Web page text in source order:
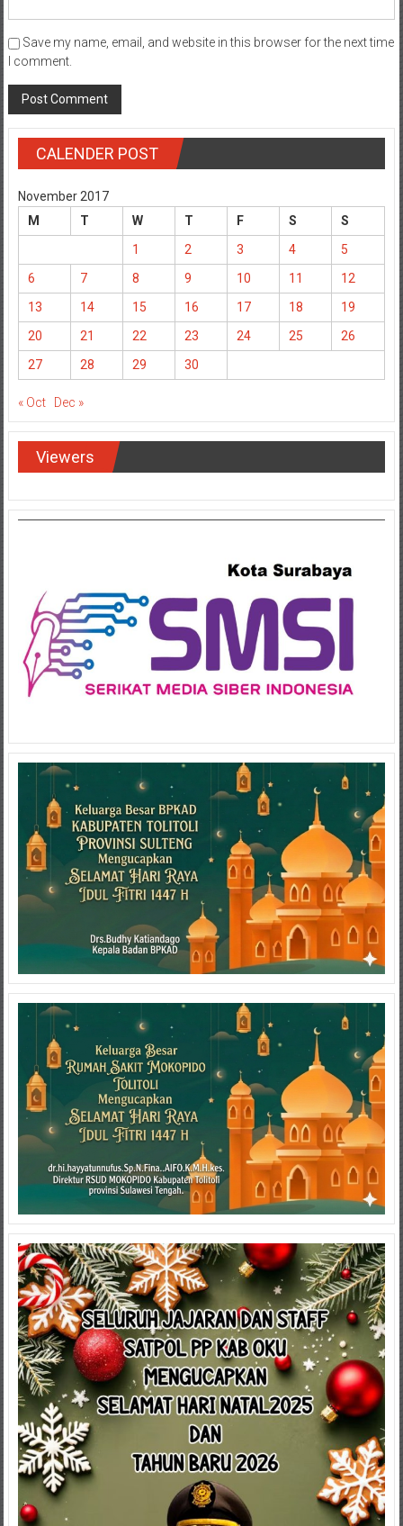
Save my name, email, and website in this browser for the next time
I comment.
CALENDER POST
November 2017
M
T W T F S
S
1
2 3 4
5
6
7 8 9 10 11
12
13
14 15 16 17 18
19
20
21 22 23 24 25
26
27
28 29 30
« Oct Dec »
Viewers